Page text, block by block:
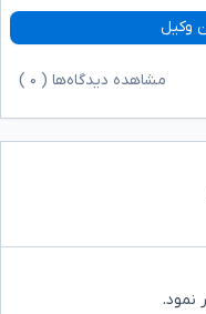
وکیل
مشاهده دیدگاه‌ها ( ۰
نمود.